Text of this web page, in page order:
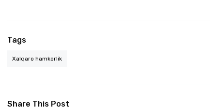
Tags
Xalqaro hamkorlik
Share This Post